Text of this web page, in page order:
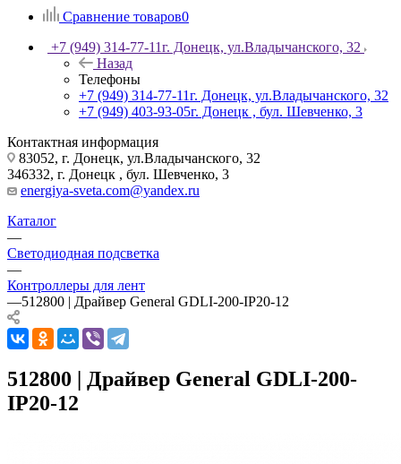
Сравнение товаров0
+7 (949) 314-77-11г. Донецк, ул.Владычанского, 32
Назад
Телефоны
+7 (949) 314-77-11г. Донецк, ул.Владычанского, 32
+7 (949) 403-93-05г. Донецк , бул. Шевченко, 3
Контактная информация
83052, г. Донецк, ул.Владычанского, 32
346332, г. Донецк , бул. Шевченко, 3
energiya-sveta.com@yandex.ru
Каталог
—
Светодиодная подсветка
—
Контроллеры для лент
—512800 | Драйвер General GDLI-200-IP20-12
512800 | Драйвер General GDLI-200-
IP20-12